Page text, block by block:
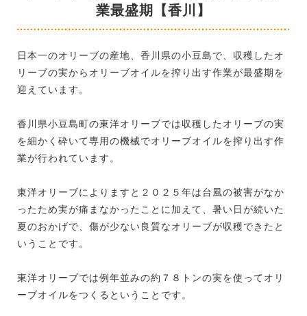
業最盛期【香川】
日本一のオリーブの産地、香川県の小豆島で、収穫したオ
リーブの実からオリーブオイルを搾り出す作業が最盛期を
迎えています。
香川県小豆島町の東洋オリーブでは収穫したオリーブの実
を細かく砕いて専用の機械でオリーブオイルを搾り出す作
業が行われています。
東洋オリーブによりますと２０２５年は台風の被害がなか
ったため実が痛まなかったことに加えて、暑い日が続いた
夏のおかげで、傷が少ない良質なオリーブが収穫できたと
いうことです。
東洋オリーブでは例年並みの約７８トンの実を使ってオリ
ーブオイルをつくるということです。